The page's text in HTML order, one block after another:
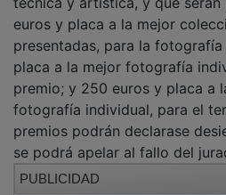
euros y placa a la mejor
presentadas, para la fotografía
placa a la mejor fotografía
premio; y 250 euros y placa a
fotografía individual, para el
premios podrán declarase
se podrá apelar al fallo del
PUBLICIDAD